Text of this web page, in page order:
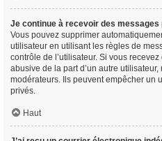
Je continue à recevoir des
Vous pouvez supprimer
utilisateur en utilisant les règles de
contrôle de l’utilisateur. Si vous
abusive de la part d’un autre
modérateurs. Ils peuvent empêcher un
privés.
Haut